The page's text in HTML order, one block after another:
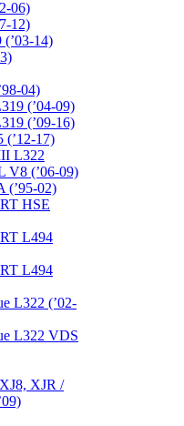
06)
12)
14)
04)
(’04-09)
(’09-16)
(’12-17)
L322
V8 (’06-09)
(’95-02)
HSE
L494
L494
L322 (’02-
L322 VDS
XJR /